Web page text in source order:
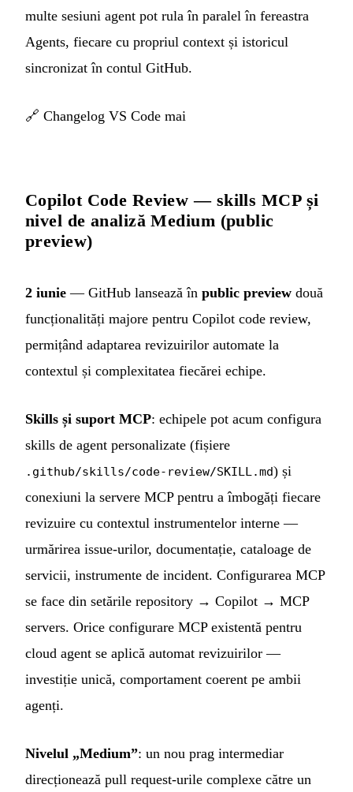
multe sesiuni agent pot rula în paralel în fereastra
Agents, fiecare cu propriul context și istoricul
sincronizat în contul GitHub.
🔗 Changelog VS Code mai
Copilot Code Review — skills MCP și
nivel de analiză Medium (public
preview)
2 iunie — GitHub lansează în public preview două
funcționalități majore pentru Copilot code review,
permițând adaptarea revizuirilor automate la
contextul și complexitatea fiecărei echipe.
Skills și suport MCP: echipele pot acum configura
skills de agent personalizate (fișiere
.github/skills/code-review/SKILL.md) și
conexiuni la servere MCP pentru a îmbogăți fiecare
revizuire cu contextul instrumentelor interne —
urmărirea issue-urilor, documentație, cataloage de
servicii, instrumente de incident. Configurarea MCP
se face din setările repository → Copilot → MCP
servers. Orice configurare MCP existentă pentru
cloud agent se aplică automat revizuirilor —
investiție unică, comportament coerent pe ambii
agenți.
Nivelul „Medium”: un nou prag intermediar
direcționează pull request-urile complexe către un